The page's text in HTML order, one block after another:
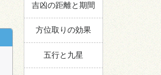
吉凶の距離と期間
方位取りの効果
五行と九星